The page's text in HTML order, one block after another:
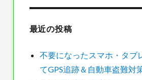
活
追
跡
象:
最近の投稿
不要になったスマホ・タブ
てGPS追跡＆自動車盗難対